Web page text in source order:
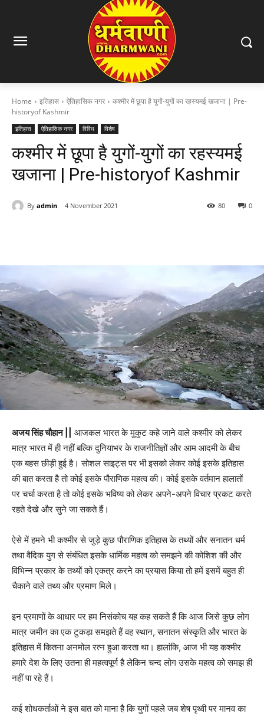
Home इतिहास ऐतिहासिक नगर
कश्मीर में छूपा है युगों-युगों का रहस्यमई खजाना | Pre-
historyof Kashmir
इतिहास ऐतिहासिक नगर विविध विशेष
कश्मीर में छूपा है युगों-युगों का रहस्यमई
खजाना | Pre-historyof Kashmir
By admin 4 November 2021 0
80
अजय सिंह चौहान ||
आजकल भारत के मुकुट कहे जाने वाले कश्मीर को लेकर
मात्र भारत में ही नहीं बल्कि दुनियाभर के राजनीतिज्ञों और आम आदमी के बीच
एक बहस छीड़ी हुई है। सोशल साइट्स पर भी इसको लेकर कोई इसके इतिहास
की बात करता है तो कोई इसके पौराणिक महत्व की। कोई इसके वर्तमान हालातों
पर चर्चा करता है तो कोई इसके भविष्य को लेकर अपने-अपने विचार प्रकट करते
रहते देखे और सुने जा सकते हैं।
ऐसे में हमने भी कश्मीर से जुड़े कुछ पौराणिक इतिहास के तथ्यों और सनातन धर्म
तथा वैदिक युग से संबंधित इसके धार्मिक महत्व को समझने की कोशिश की और
विभिन्न प्रकार के तथ्यों को एकत्र करने का प्रयास किया तो हमें इसमें बहुत ही
चैकाने वाले तथ्य और प्रमाण मिले।
इन प्रमाणों के आधार पर हम निसंकोच यह कह सकते हैं कि आज जिसे कुछ लोग
मात्र जमीन का एक टुकड़ा समझते हैं वह स्थान, सनातन संस्कृति और भारत के
इतिहास में कितना अनमोल रत्न हुआ करता था। हालांकि, आज भी यह कश्मीर
हमारे देश के लिए उतना ही महत्वपूर्ण है लेकिन चन्द लोग उसके महत्व को समझ ही
नहीं पा रहे हैं।
कई शोधकर्ताओं ने इस बात को माना है कि युगों पहले जब शेष पृथ्वी पर मानव का